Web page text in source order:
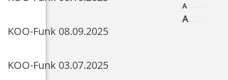
A
A
KOO-Funk 08.09.2025
KOO-Funk 03.07.2025